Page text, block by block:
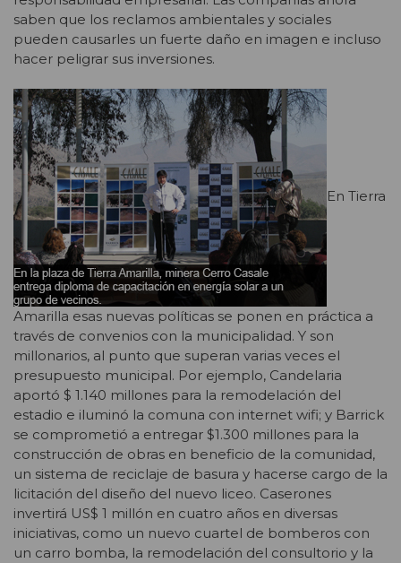
saben que los reclamos ambientales y sociales
pueden causarles un fuerte daño en imagen e incluso
hacer peligrar sus inversiones.
En Tierra
Amarilla esas nuevas políticas se ponen en práctica a
través de convenios con la municipalidad. Y son
millonarios, al punto que superan varias veces el
presupuesto municipal. Por ejemplo, Candelaria
aportó $ 1.140 millones para la remodelación del
estadio e iluminó la comuna con internet wifi; y Barrick
se comprometió a entregar $1.300 millones para la
construcción de obras en beneficio de la comunidad,
un sistema de reciclaje de basura y hacerse cargo de la
licitación del diseño del nuevo liceo. Caserones
invertirá US$ 1 millón en cuatro años en diversas
iniciativas, como un nuevo cuartel de bomberos con
un carro bomba, la remodelación del consultorio y la